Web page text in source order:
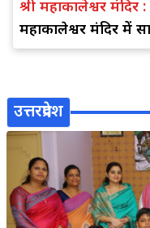
श्री महाकालेश्वर मंदिर :
महाकालेश्वर मंदिर में
उत्तरप्रदेश